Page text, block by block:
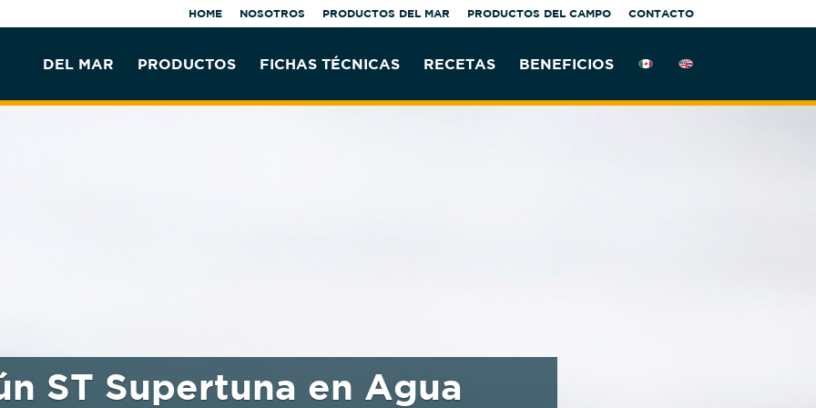
HOME NOSOTROS PRODUCTOS DEL MAR PRODUCTOS DEL CAMPO CONTACTO
DEL MAR PRODUCTOS FICHAS TÉCNICAS RECETAS BENEFICIOS
ST Supertuna en Agua